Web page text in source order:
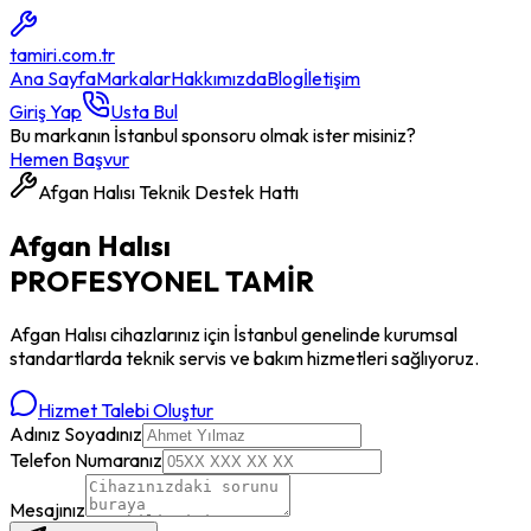
tamiri.com.tr
Ana SayfaMarkalarHakkımızdaBlogİletişim
Giriş Yap
Usta Bul
Bu markanın İstanbul sponsoru olmak ister misiniz?
Hemen Başvur
Afgan HalısıTeknik Destek Hattı
Afgan Halısı
PROFESYONELTAMİR
Afgan Halısıcihazlarınız için İstanbul genelinde kurumsal
standartlarda teknik servis ve bakım hizmetleri sağlıyoruz.
Hizmet Talebi Oluştur
Adınız Soyadınız
Telefon Numaranız
Mesajınız